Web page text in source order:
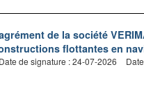
de la société
flottantes en
Date de signature : 24-07-2026